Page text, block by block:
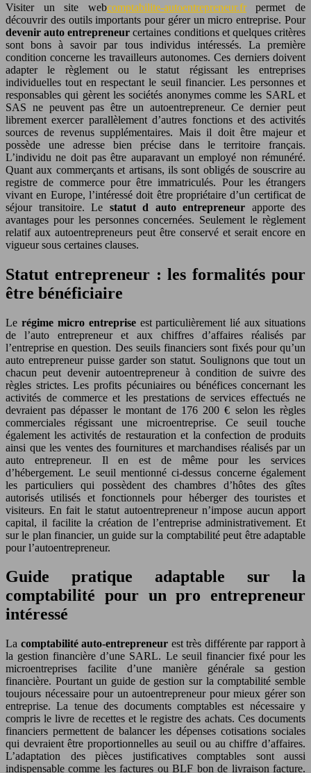
Visiter un site webcomptabilite-autoentrepreneur.frpermet de
découvrir des outils importants pour gérer un micro entreprise. Pour
devenir auto entrepreneurcertaines conditions et quelques critères
sont bons à savoir par tous individus intéressés. La première
condition concerne les travailleurs autonomes. Ces derniers doivent
adapter le règlement ou le statut régissant les entreprises
individuelles tout en respectant le seuil financier. Les personnes et
responsables qui gèrent les sociétés anonymes comme les SARL et
SAS ne peuvent pas être un autoentrepreneur. Ce dernier peut
librement exercer parallèlement d’autres fonctions et des activités
sources de revenus supplémentaires. Mais il doit être majeur et
possède une adresse bien précise dans le territoire français.
L’individu ne doit pas être auparavant un employé non rémunéré.
Quant aux commerçants et artisans, ils sont obligés de souscrire au
registre de commerce pour être immatriculés. Pour les étrangers
vivant en Europe, l’intéressé doit être propriétaire d’un certificat de
séjour transitoire. Le statut d auto entrepreneur apporte des
avantages pour les personnes concernées. Seulement le règlement
relatif aux autoentrepreneurs peut être conservé et serait encore en
vigueur sous certaines clauses.
Statut entrepreneur : les formalités pour
être bénéficiaire
Le régime micro entrepriseest particulièrement lié aux situations
de l’auto entrepreneur et aux chiffres d’affaires réalisés par
l’entreprise en question. Des seuils financiers sont fixés pour qu’un
auto entrepreneur puisse garder son statut. Soulignons que tout un
chacun peut devenir autoentrepreneur à condition de suivre des
règles strictes. Les profits pécuniaires ou bénéfices concernant les
activités de commerce et les prestations de services effectués ne
devraient pas dépasser le montant de 176 200 € selon les règles
commerciales régissant une microentreprise. Ce seuil touche
également les activités de restauration et la confection de produits
ainsi que les ventes des fournitures et marchandises réalisés par un
auto entrepreneur. Il en est de même pour les services
d’hébergement. Le seuil mentionné ci-dessus concerne également
les particuliers qui possèdent des chambres d’hôtes des gîtes
autorisés utilisés et fonctionnels pour héberger des touristes et
visiteurs. En fait le statut autoentrepreneur n’impose aucun apport
capital, il facilite la création de l’entreprise administrativement. Et
sur le plan financier, un guide sur la comptabilité peut être adaptable
pour l’autoentrepreneur.
Guide pratique adaptable sur la
comptabilité pour un pro entrepreneur
intéressé
La comptabilité auto-entrepreneur est très différente par rapport à
la gestion financière d’une SARL. Le seuil financier fixé pour les
microentreprises facilite d’une manière générale sa gestion
financière. Pourtant un guide de gestion sur la comptabilité semble
toujours nécessaire pour un autoentrepreneur pour mieux gérer son
entreprise. La tenue des documents comptables est nécessaire y
compris le livre de recettes et le registre des achats. Ces documents
financiers permettent de balancer les dépenses cotisations sociales
qui devraient être proportionnelles au seuil ou au chiffre d’affaires.
L’adaptation des pièces justificatives comptables sont aussi
indispensable comme les factures ou BLF bon de livraison facture.